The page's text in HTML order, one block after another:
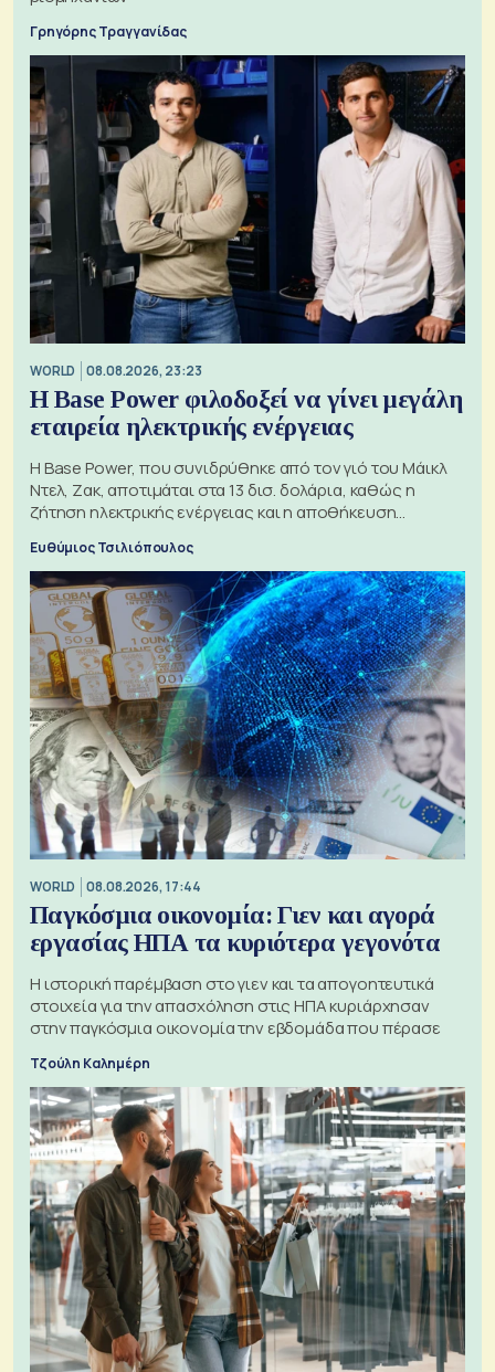
Γρηγόρης Τραγγανίδας
WORLD 08.08.2026, 23:23
Η Base Power φιλοδοξεί να γίνει μεγάλη
εταιρεία ηλεκτρικής ενέργειας
Η Base Power, που συνιδρύθηκε από τον γιό του Μάικλ
Ντελ, Ζακ, αποτιμάται στα 13 δισ. δολάρια, καθώς η
ζήτηση ηλεκτρικής ενέργειας και η αποθήκευση
μπαταριών αυξάνονται
Ευθύμιος Τσιλιόπουλος
WORLD 08.08.2026, 17:44
Παγκόσμια οικονομία: Γιεν και αγορά
εργασίας ΗΠΑ τα κυριότερα γεγονότα
Η ιστορική παρέμβαση στο γιεν και τα απογοητευτικά
στοιχεία για την απασχόληση στις ΗΠΑ κυριάρχησαν
στην παγκόσμια οικονομία την εβδομάδα που πέρασε
Τζούλη Καλημέρη